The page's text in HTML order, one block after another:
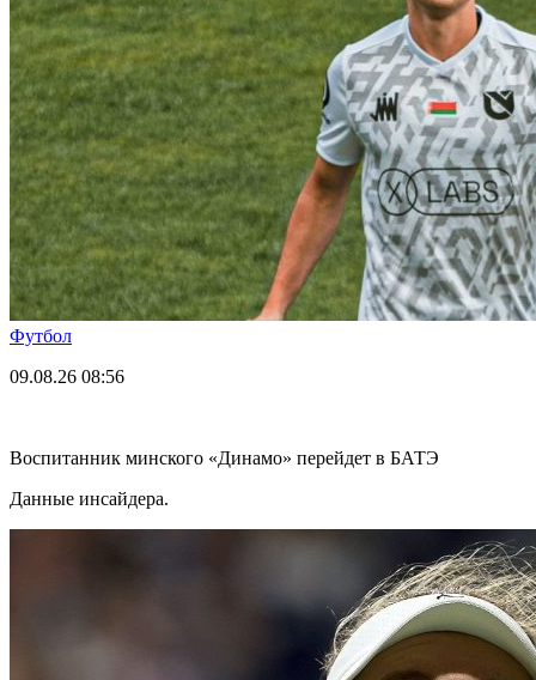
Футбол
09.08.26 08:56
Воспитанник минского «Динамо» перейдет в БАТЭ
Данные инсайдера.